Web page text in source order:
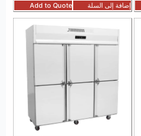
إضافة إلى السلة Add to Quote